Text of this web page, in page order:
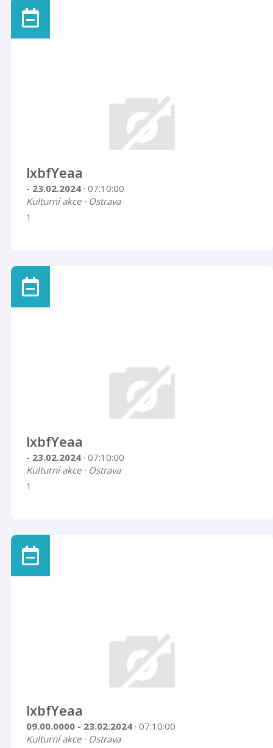
lxbfYeaa
- 23.02.2024 · 07:10:00
Kulturní akce · Ostrava
1
lxbfYeaa
- 23.02.2024 · 07:10:00
Kulturní akce · Ostrava
1
lxbfYeaa
09.00.0000 - 23.02.2024 · 07:10:00
Kulturní akce · Ostrava